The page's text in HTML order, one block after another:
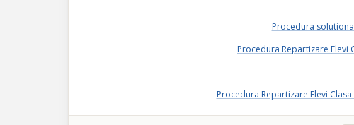
Procedura
Procedura Repartizare Elevi
Procedura Repartizare Elevi